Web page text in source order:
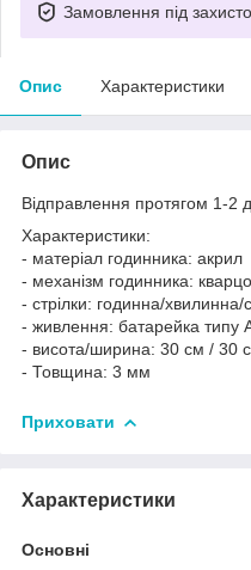
Замовлення під
Опис Характеристики
Опис
Відправлення протягом 1-2
Характеристики:
- матеріал годинника: акрил
- механізм годинника:
- стрілки: годинна/хвилинна/
- живлення: батарейка типу
- висота/ширина: 30 см / 30
- Товщина: 3 мм
Приховати
Характеристики
Основні